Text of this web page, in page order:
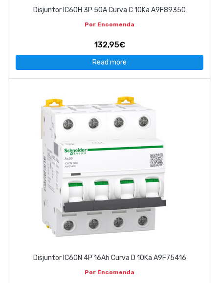
Disjuntor IC60H 3P 50A Curva C 10Ka A9F89350
Por Encomenda
132,95€
Read more
Disjuntor IC60N 4P 16Ah Curva D 10Ka A9F75416
Por Encomenda